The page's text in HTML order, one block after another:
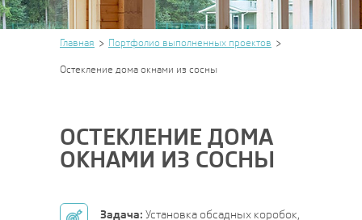
Главная Портфолио выполненных проектов
Остекление дома окнами из сосны
ОСТЕКЛЕНИЕ ДОМА
ОКНАМИ ИЗ СОСНЫ
Задача: Установка обсадных коробок,